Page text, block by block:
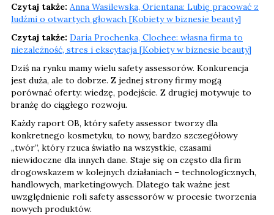
Czytaj także: Anna Wasilewska, Orientana: Lubię pracować z
ludźmi o otwartych głowach [Kobiety w biznesie beauty]
Czytaj także: Daria Prochenka, Clochee: własna firma to
niezależność, stres i ekscytacja [Kobiety w biznesie beauty]
Dziś na rynku mamy wielu safety assessorów. Konkurencja
jest duża, ale to dobrze. Z jednej strony firmy mogą
porównać oferty: wiedzę, podejście. Z drugiej motywuje to
branżę do ciągłego rozwoju.
Każdy raport OB, który safety assessor tworzy dla
konkretnego kosmetyku, to nowy, bardzo szczegółowy
„twór”, który rzuca światło na wszystkie, czasami
niewidoczne dla innych dane. Staje się on często dla firm
drogowskazem w kolejnych działaniach – technologicznych,
handlowych, marketingowych. Dlatego tak ważne jest
uwzględnienie roli safety assessorów w procesie tworzenia
nowych produktów.